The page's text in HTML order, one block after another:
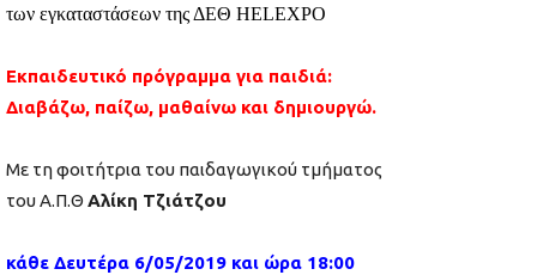
των εγκαταστάσεων της ΔΕΘ HELEXPO
Εκπαιδευτικό πρόγραμμα για παιδιά:
Διαβάζω, παίζω, μαθαίνω και δημιουργώ.
Με τη φοιτήτρια του παιδαγωγικού τμήματος
του Α.Π.Θ Αλίκη Τζιάτζου
κάθε Δευτέρα 6/05/2019 και ώρα 18:00